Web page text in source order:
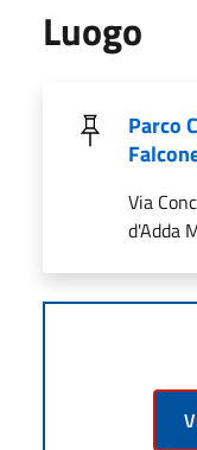
Luogo
Parco
Via
d'Adda